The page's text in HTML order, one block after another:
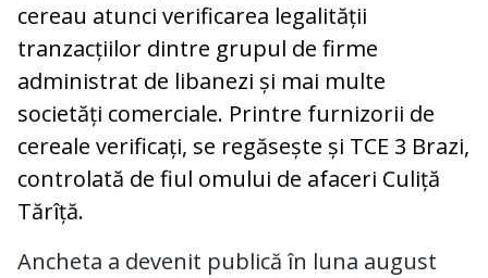
cereau atunci verificarea legalității
tranzacțiilor dintre grupul de firme
administrat de libanezi și mai multe
societăți comerciale. Printre furnizorii de
cereale verificați, se regăsește și TCE 3 Brazi,
controlată de fiul omului de afaceri Culiță
Tărîță.
Ancheta a devenit publică în luna august